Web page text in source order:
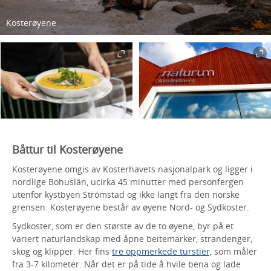
Kosterøyene
Båttur til Kosterøyene
Kosterøyene omgis av Kosterhavets nasjonalpark og ligger i
nordlige Bohuslän, ucirka 45 minutter med personfergen
utenfor kystbyen Strömstad og ikke langt fra den norske
grensen. Kosterøyene består av øyene Nord- og Sydkoster.
Sydkoster, som er den største av de to øyene, byr på et
variert naturlandskap med åpne beitemarker, strandenger,
skog og klipper. Her fins tre oppmerkede turstier, som måler
fra 3-7 kilometer. Når det er på tide å hvile bena og lade